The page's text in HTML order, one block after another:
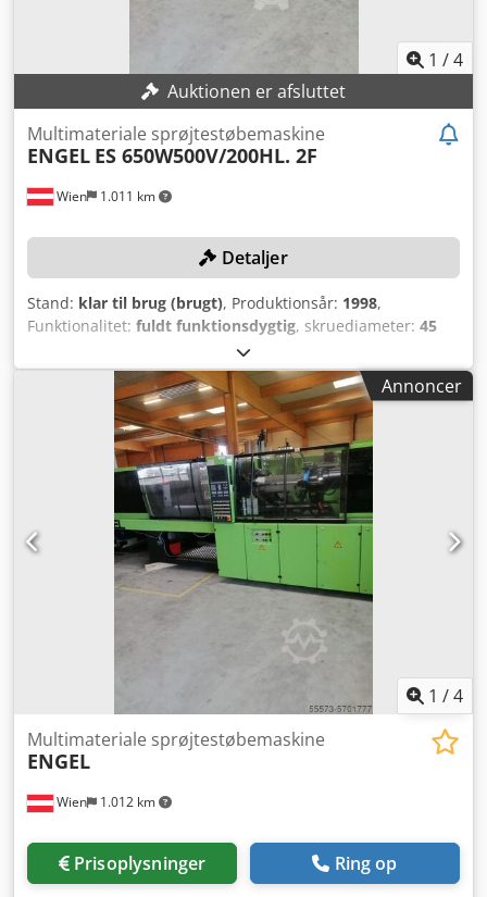
1 /4
Auktionen er afsluttet
Wien 1.011 km
Multimateriale sprøjtestøbemaskine
ENGEL ES 650W500V/200HL. 2F
Detaljer
Stand: klar til brug (brugt), Produktionsår: 1998,
Funktionalitet: fuldt funktionsdygtig, skruediameter: 45
, Ingen mindstepris –
garanteret salg til højeste bud!\n\nTEKNISKE
DETALJER\n\nLukkeenhed: 2.000 kN\n\nSnekkediameter
aggregat 1: 45 mm\nSnekkediameter aggregat 2: 45
mm\n\nMaks. slagvolumen aggregat 1: 226 cm³\nMaks.
slagvolumen aggregat 2: 183
cm³\n\nMASKINEDETALJER\n\nMinimal
værktøjsindbygningsstørrelse: 250 mm\nMaksimal
værktøjsindbygningsstørrelse: 750 mm\n\nUDSTYR\n2-
komponentmaskine\nSøjlefri\n\nBemærk: Ved køb af flere
artikler fra samme sted (se nedenstående tilbud), vil de
laveste demonterings- og læsseomkostninger blive
frafaldet for hver enkelt. Dedey Exatopfx Aftjck
Annoncer
1 /4
Wien 1.012 km
Multimateriale sprøjtestøbemaskine
ENGEL
Prisoplysninger Ring op